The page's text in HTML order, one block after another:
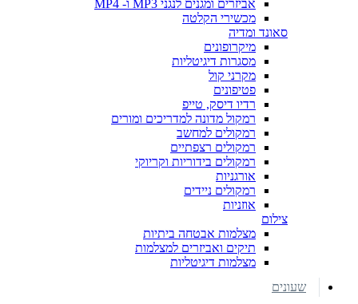
אביזרים ומגנים לנגני MP3 ו- MP4
מכשירי הקלטה
סאונד ומדיה
מיקרופונים
מסגרות דיגיטליות
מקרני קול
פטיפונים
רדיו דיסק, טייפ
רמקול מדונה למדריכים ומורים
רמקולים למחשב
רמקולים רצפתיים
רמקולים בידוריות וקריוקי
אורגניות
רמקולים ניידים
אוזניות
צילום
מצלמות אבטחה ביתיות
תיקים ואביזרים למצלמות
מצלמות דיגיטליות
שעונים